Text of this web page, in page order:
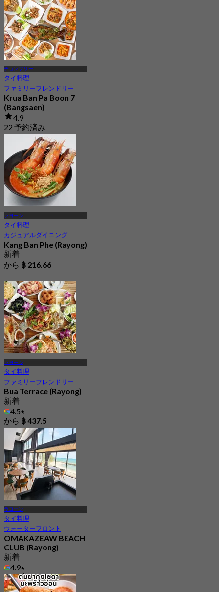
チョンブリー
タイ料理
ファミリーフレンドリー
Krua Ban Pa Boon 7
(Bangsaen)
4.9
22 予約済み
฿ 463.33
ラヨーン
タイ料理
カジュアルダイニング
Kang Ban Phe (Rayong)
新着
から ฿ 216.66
ラヨーン
タイ料理
ファミリーフレンドリー
Bua Terrace (Rayong)
新着
4.5
から ฿ 437.5
ラヨーン
タイ料理
ウォーターフロント
OMAKAZEAW BEACH
CLUB (Rayong)
新着
4.9
から฿ 399.75